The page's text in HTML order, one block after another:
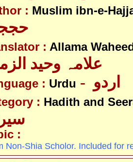
: Muslim ibn-e-
: Allama
علامہ وحید
: Urdu
: Hadith and
:
Non-Shia Scholor. Included for